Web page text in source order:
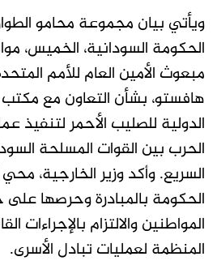
ويأتي بيان مجموعة محامو
الحكومة السودانية، الخميس،
مبعوث الأمين العام للأمم
هافستو، بشأن التعاون مع مكتب
الدولية للصليب الأحمر لتنفيذ
الحرب بين القوات المسلحة
السريع. وأكد وزير الخارجية، محي
الحكومة بالمبادرة وحرصها على
المواطنين والالتزام بالإجراءات
المنظمة لعمليات تبادل الأسرى.